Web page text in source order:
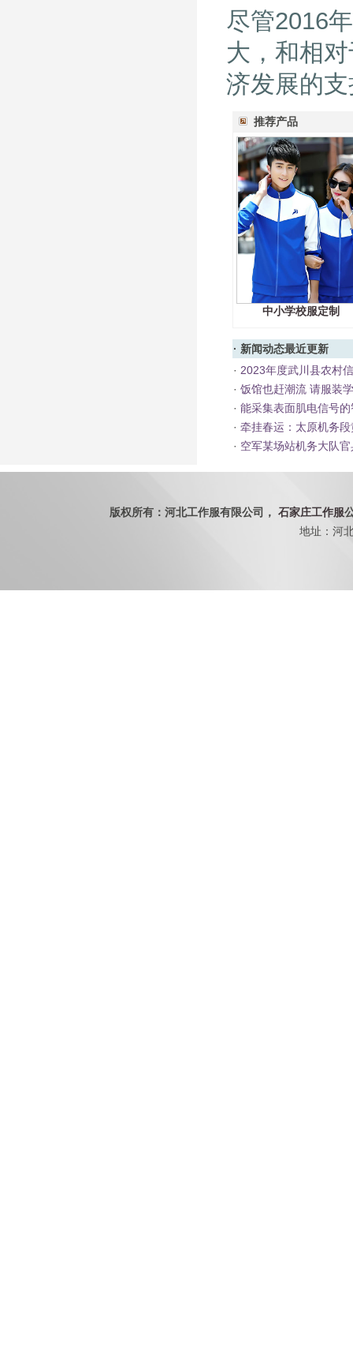
尽管2016
大，和相
济发展的
推荐产品
中小学校服定制
· 新闻动态最近更新
· 2023年度武川县农村
· 饭馆也赶潮流 请服装
· 能采集表面肌电信号
· 牵挂春运：太原机务
· 空军某场站机务大队
版权所有：河北工作服有限公司， 石家庄工作服
地址：河